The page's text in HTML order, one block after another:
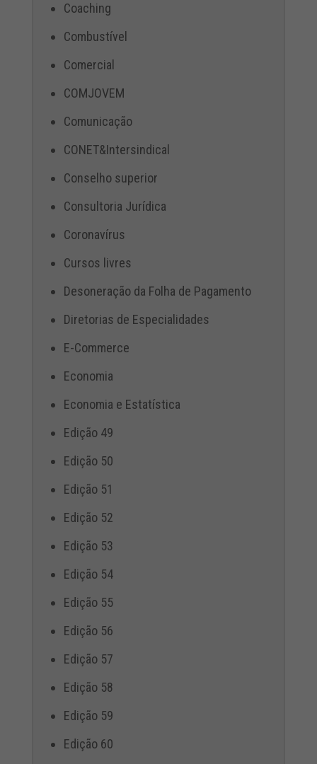
Coaching
Combustível
Comercial
COMJOVEM
Comunicação
CONET&Intersindical
Conselho superior
Consultoria Jurídica
Coronavírus
Cursos livres
Desoneração da Folha de Pagamento
Diretorias de Especialidades
E-Commerce
Economia
Economia e Estatística
Edição 49
Edição 50
Edição 51
Edição 52
Edição 53
Edição 54
Edição 55
Edição 56
Edição 57
Edição 58
Edição 59
Edição 60